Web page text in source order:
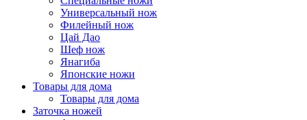
Универсальный нож
Филейный нож
Цай Дао
Шеф нож
Янагиба
Японские ножи
Товары для дома
Товары для дома
Заточка ножей